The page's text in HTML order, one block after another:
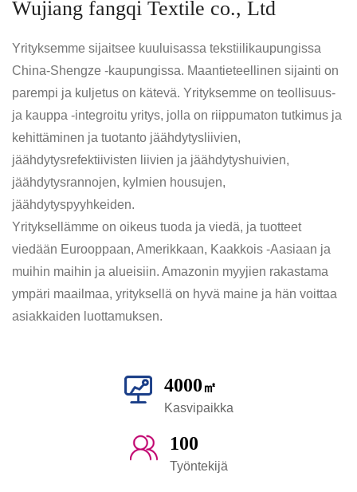
Wujiang fangqi Textile co., Ltd
Yrityksemme sijaitsee kuuluisassa tekstiilikaupungissa
China-Shengze -kaupungissa. Maantieteellinen sijainti on
parempi ja kuljetus on kätevä. Yrityksemme on teollisuus-
ja kauppa -integroitu yritys, jolla on riippumaton tutkimus ja
kehittäminen ja tuotanto jäähdytysliivien,
jäähdytysrefektiivisten liivien ja jäähdytyshuivien,
jäähdytysrannojen, kylmien housujen,
jäähdytyspyyhkeiden.
Yrityksellämme on oikeus tuoda ja viedä, ja tuotteet
viedään Eurooppaan, Amerikkaan, Kaakkois -Aasiaan ja
muihin maihin ja alueisiin. Amazonin myyjien rakastama
ympäri maailmaa, yrityksellä on hyvä maine ja hän voittaa
asiakkaiden luottamuksen.
4000 ㎡
Kasvipaikka
100
Työntekijä